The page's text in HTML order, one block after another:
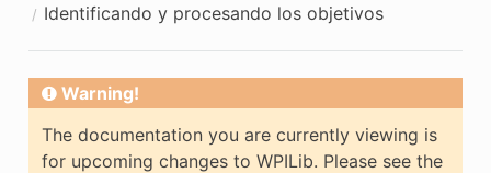
Identificando y procesando los objetivos
Warning!
The documentation you are currently viewing is
for upcoming changes to WPILib. Please see the